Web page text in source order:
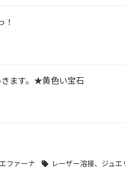
！
ます。★黄色い宝石
ファーナ レーザー溶接、ジュエ